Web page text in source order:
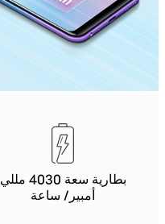
بطارية سعة 4030 مللي
أمبير/ ساعة